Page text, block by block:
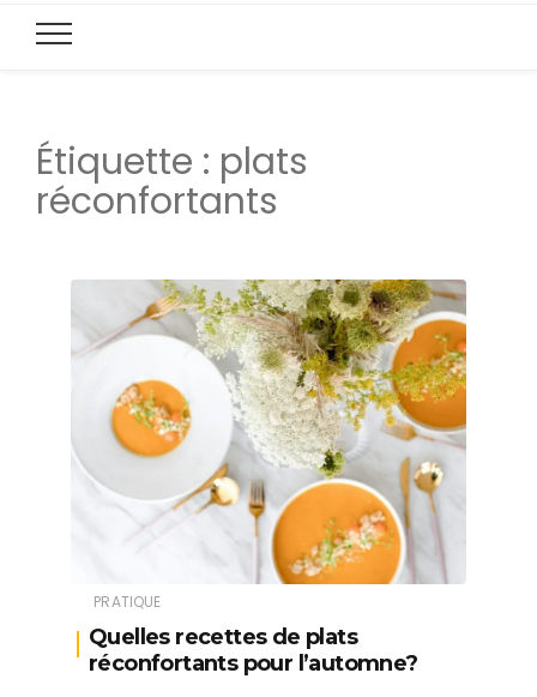
Étiquette : plats
réconfortants
PRATIQUE
Quelles recettes de plats
réconfortants pour l’automne?